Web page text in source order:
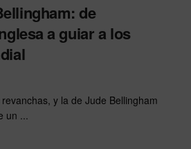
de
a guiar a los
y la de Jude Bellingham
un ...